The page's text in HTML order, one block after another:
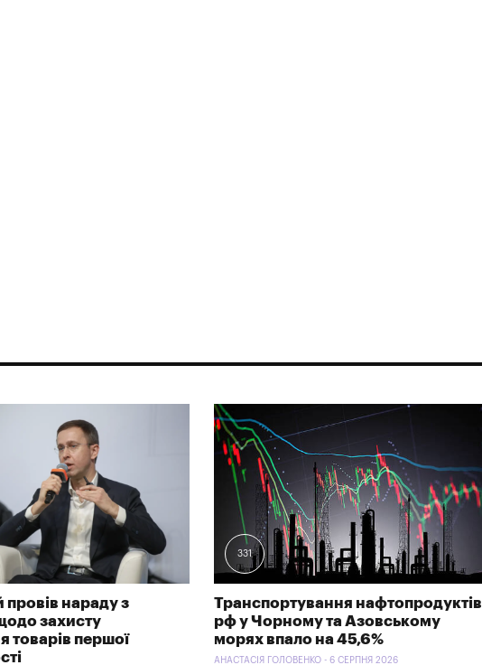
провів нараду з
захисту
товарів першої
331
Транспортування нафтопродуктів
рф у Чорному та Азовському
морях впало на 45,6%
АНАСТАСІЯ ГОЛОВЕНКО - 6 СЕРПНЯ 2026